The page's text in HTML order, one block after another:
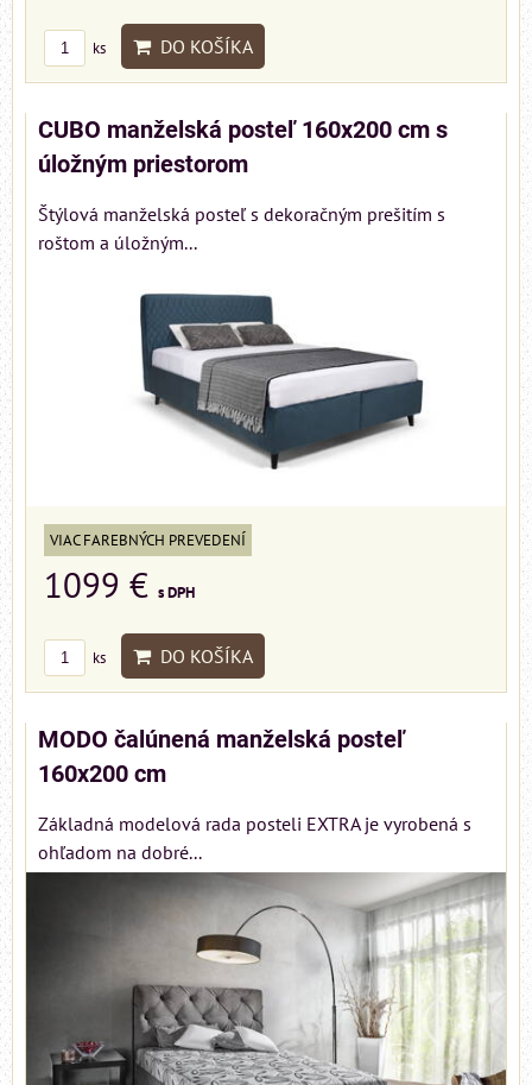
ks DO KOŠÍKA
CUBO manželská posteľ 160x200 cm s
úložným priestorom
Štýlová manželská posteľ s dekoračným prešitím s
roštom a úložným...
VIAC FAREBNÝCH PREVEDENÍ
1099 € s DPH
ks DO KOŠÍKA
MODO čalúnená manželská posteľ
160x200 cm
Základná modelová rada posteli EXTRA je vyrobená s
ohľadom na dobré...